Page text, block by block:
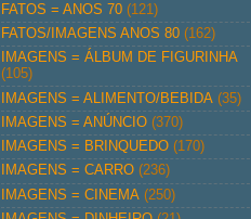
FATOS = ANOS 70 (121)
FATOS/IMAGENS ANOS 80 (162)
IMAGENS = ÁLBUM DE FIGURINHA
(105)
IMAGENS = ALIMENTO/BEBIDA (35)
IMAGENS = ANÚNCIO (370)
IMAGENS = BRINQUEDO (170)
IMAGENS = CARRO (236)
IMAGENS = CINEMA (250)